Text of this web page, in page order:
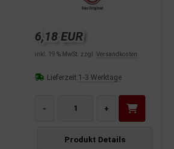
6,18 EUR
inkl. 19 % MwSt. zzgl. Versandkosten
Lieferzeit:1-3 Werktage
- +
Produkt Details